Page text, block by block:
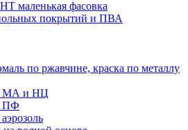
маленькая фасовка
покрытий и ПВА
по ржавчине, краска по металлу
МА и НЦ
ПФ